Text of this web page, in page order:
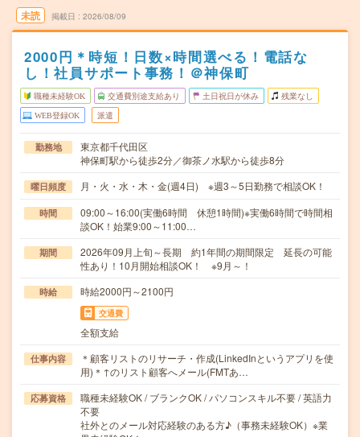
未読 掲載日 2026/08/09
2000円＊時短！日数×時間選べる！電話な
し！社員サポート事務！＠神保町
職種未経験OK 交通費別途支給あり 土日祝日が休み 残業なし
WEB登録OK 派遣
勤務地
東京都千代田区
神保町駅から徒歩2分／御茶ノ水駅から徒歩8分
曜日頻度 月・火・水・木・金(週4日) ※週3～5日勤務で相談OK！
時間
09:00～16:00(実働6時間 休憩1時間)※実働6時間で時間相
談OK！始業9:00～11:00…
期間
2026年09月上旬～長期 約1年間の期間限定 延長の可能
性あり！10月開始相談OK！ ※9月～！
時給 時給2000円～2100円
交通費
全額支給
仕事内容
＊顧客リストのリサーチ・作成(LinkedInというアプリを使
用)＊↑のリスト顧客へメール(FMTあ…
応募資格
職種未経験OK / ブランクOK / パソコンスキル不要 / 英語力
不要
社外とのメール対応経験のある方♪（事務未経験OK）※業